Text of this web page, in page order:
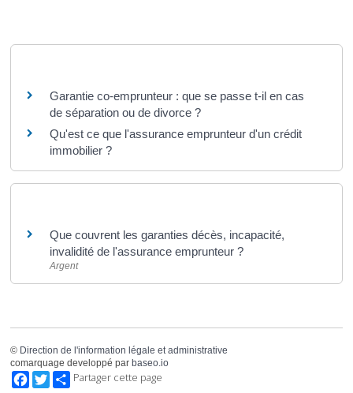
Garantie co-emprunteur : que se passe t-il en cas
de séparation ou de divorce ?
Qu'est ce que l'assurance emprunteur d'un crédit
immobilier ?
Que couvrent les garanties décès, incapacité,
invalidité de l'assurance emprunteur ?
Argent
© Direction de l'information légale et administrative
comarquage developpé par baseo.io
Facebook
TwitterPartager cette page